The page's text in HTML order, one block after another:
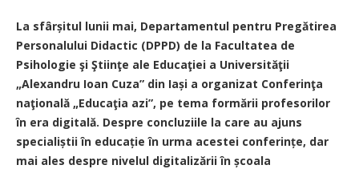
La sfârșitul lunii mai, Departamentul pentru Pregătirea
Personalului Didactic (DPPD) de la Facultatea de
Psihologie şi Ştiinţe ale Educaţiei a Universităţii
„Alexandru Ioan Cuza” din Iași a organizat Conferinţa
naţională „Educaţia azi”, pe tema formării profesorilor
în era digitală. Despre concluziile la care au ajuns
specialiștii în educație în urma acestei conferințe, dar
mai ales despre nivelul digitalizării în școala